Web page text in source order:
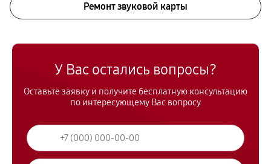
Ремонт звуковой карты
У Вас остались вопросы?
Оставьте заявку и получите бесплатную консультацию
по интересующему Вас вопросу